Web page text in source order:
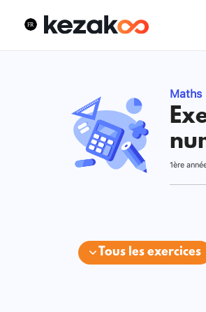
Maths
1ère
Tous les exercices